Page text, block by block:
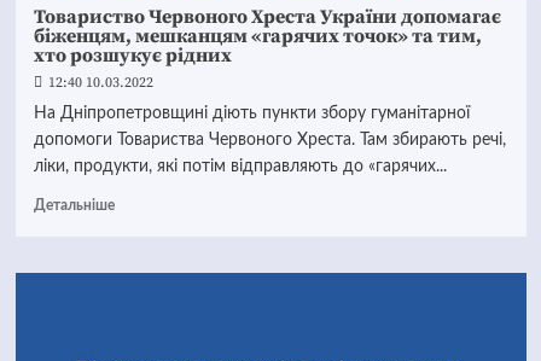
Товариство Червоного Хреста України допомагає
біженцям, мешканцям «гарячих точок» та тим,
хто розшукує рідних
12:40 10.03.2022
На Дніпропетровщині діють пункти збору гуманітарної
допомоги Товариства Червоного Хреста. Там збирають речі,
ліки, продукти, які потім відправляють до «гарячих...
Детальніше